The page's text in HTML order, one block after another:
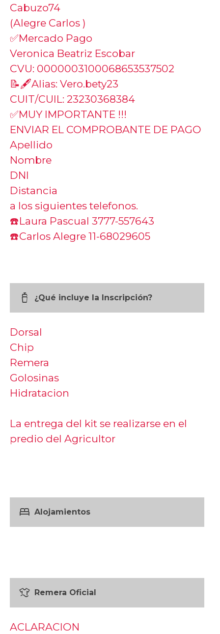
Cabuzo74
(Alegre Carlos )
✅Mercado Pago
Veronica Beatriz Escobar
CVU: 0000003100068653537502
📝🖋️Alias: Vero.bety23
CUIT/CUIL: 23230368384
✅MUY IMPORTANTE !!!
ENVIAR EL COMPROBANTE DE PAGO
Apellido
Nombre
DNI
Distancia
a los siguientes telefonos.
☎️Laura Pascual 3777-557643
☎️Carlos Alegre 11-68029605
water_bottle ¿Qué incluye la Inscripción?
Dorsal
Chip
Remera
Golosinas
Hidratacion
La entrega del kit se realizarse en el
predio del Agricultor
bed Alojamientos
laundry Remera Oficial
ACLARACION